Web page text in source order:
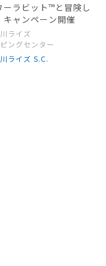
ーラビット™と冒険し
キャンペーン開催
ライズ
ングセンター
ライズ S.C.